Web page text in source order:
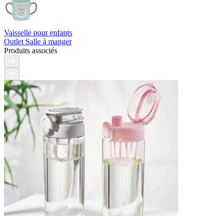
Vaisselle pour enfants
Outlet Salle à manger
Produits associés